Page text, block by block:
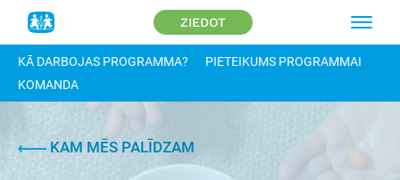
ZIEDOT
KĀ DARBOJAS PROGRAMMA?
PIETEIKUMS PROGRAMMAI
KOMANDA
KAM MĒS PALĪDZAM